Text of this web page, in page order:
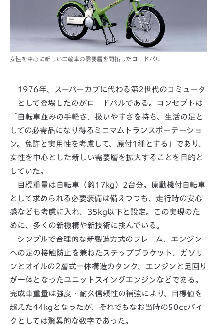
女性を中心に新しい二輪車の需要層を開拓したロードパル
1976年、スーパーカブに代わる第2世代のコミュータ
ーとして登場したのがロードパルである。コンセプトは
「自転車並みの手軽さ、扱いやすさを持ち、生活の足と
しての必需品になり得るミニマムトランスポーテーショ
ン。免許と実用性を考慮して、原付1種とする」であり、
女性を中心とした新しい需要層を拡大することを目的と
していた。
目標重量は自転車（約17kg）2台分。原動機付自転車
として求められる必要装備は備えつつも、走行時の安心
感なども考慮に入れ、35kg以下と設定。この実現のた
めに、多くの新機構や新技術に挑んでいる。
シンプルで合理的な新製造方式のフレーム、エンジン
への足の接触防止を兼ねたステップブラケット、ガソリ
ンとオイルの2層式一体構造のタンク、エンジンと足回り
が一体となったユニットスイングエンジンなどである。
完成車重量は強度・耐久信頼性の補強により、目標値を
超えた44kgとなったが、それでもなお当時の50ccバイ
クとしては驚異的な数字であった。